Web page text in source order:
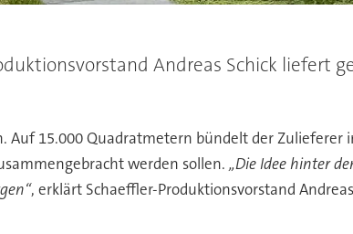
Andreas Schick liefert
15.000 Quadratmetern bündelt der Zulieferer
werden sollen. „Die Idee hinter
, erklärt Schaeffler-Produktionsvorstand